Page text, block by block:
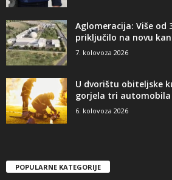
Aglomeracija: Više od
priključilo na novu
7. kolovoza 2026
U dvorištu obiteljske
gorjela tri automobila
6. kolovoza 2026
POPULARNE KATEGORIJE